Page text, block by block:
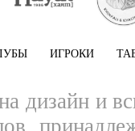
ИГРОКИ
дизайн и